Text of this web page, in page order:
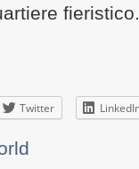
fieristico.
Twitter